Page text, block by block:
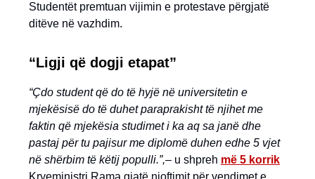
Studentët premtuan vijimin e protestave përgjatë
ditëve në vazhdim.
“Ligji që dogji etapat”
“Çdo student që do të hyjë në universitetin e
mjekësisë do të duhet paraprakisht të njihet me
faktin që mjekësia studimet i ka aq sa janë dhe
pastaj për tu pajisur me diplomë duhen edhe 5 vjet
në shërbim të këtij populli.”,– u shpreh më 5 korrik
Kryeministri Rama gjatë njoftimit për vendimet e